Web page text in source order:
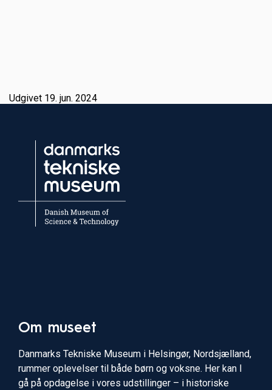
Udgivet 19. jun. 2024
Om museet
Danmarks Tekniske Museum i Helsingør, Nordsjælland,
rummer oplevelser til både børn og voksne. Her kan I
gå på opdagelse i vores udstillinger – i historiske